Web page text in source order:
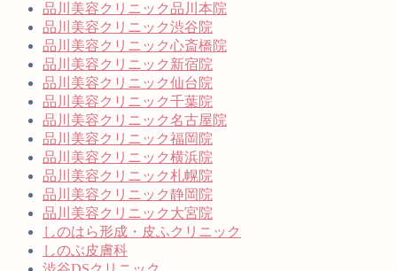
品川美容クリニック品川本院
品川美容クリニック渋谷院
品川美容クリニック心斎橋院
品川美容クリニック新宿院
品川美容クリニック仙台院
品川美容クリニック千葉院
品川美容クリニック名古屋院
品川美容クリニック福岡院
品川美容クリニック横浜院
品川美容クリニック札幌院
品川美容クリニック静岡院
品川美容クリニック大宮院
しのはら形成・皮ふクリニック
しのぶ皮膚科